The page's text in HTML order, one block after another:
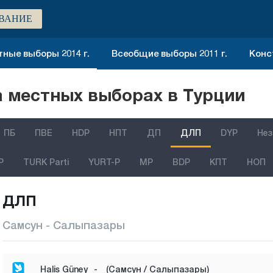
выборы 2014 г. Всеобщие выборы 2011 г.
выборах в Турции
ПБ ПВЕ HDP НПТ ДП ДЛП DYP
TURK Parti YURT-P MP BDP КПТ НОП
ДЛП
Самсун - Салыпазары
Halis Güney - (Самсун / Салыпазары)